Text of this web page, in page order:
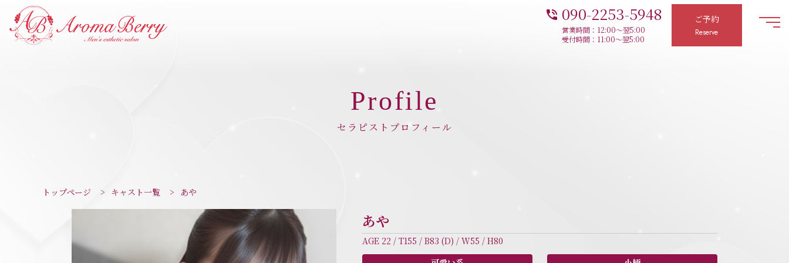
phone_in_talk 090-2253-5948
営業時間：12:00～翌5:00
受付時間：11:00～翌5:00
ご予約
Reserve
セラピストプロフィール
Profile
トップページ > キャスト一覧 > あや
あや
AGE 22 / T155 / B83 (D) / W55 / H80